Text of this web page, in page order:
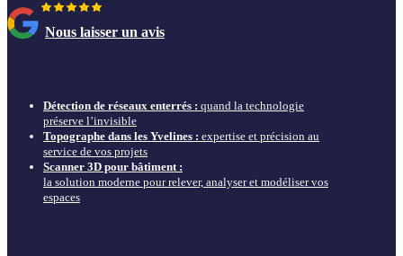
Nous laisser un avis
Détection de réseaux enterrés : quand la technologie
préserve l’invisible
Topographe dans les Yvelines : expertise et précision au
service de vos projets
Scanner 3D pour bâtiment :
la solution moderne pour relever, analyser et modéliser vos
espaces